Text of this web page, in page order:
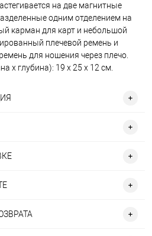
на две магнитные
одним отделением на
карман для карт и небольшой
плечевой ремень и
для ношения через плечо.
x глубина): 19 x 25 x 12 см.